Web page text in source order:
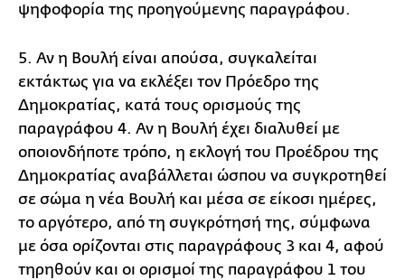
ψηφοφορία της προηγούμενης παραγράφου.
5. Αν η Βουλή είναι απούσα, συγκαλείται
εκτάκτως για να εκλέξει τον Πρόεδρο της
Δημοκρατίας, κατά τους ορισμούς της
παραγράφου 4. Αν η Βουλή έχει διαλυθεί με
οποιονδήποτε τρόπο, η εκλογή του Προέδρου της
Δημοκρατίας αναβάλλεται ώσπου να συγκροτηθεί
σε σώμα η νέα Βουλή και μέσα σε είκοσι ημέρες,
το αργότερο, από τη συγκρότησή της, σύμφωνα
με όσα ορίζονται στις παραγράφους 3 και 4, αφού
τηρηθούν και οι ορισμοί της παραγράφου 1 του